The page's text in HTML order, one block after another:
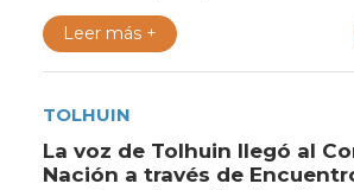
Leer más +
TOLHUIN
La voz de Tolhuin llegó al
Nación a través de